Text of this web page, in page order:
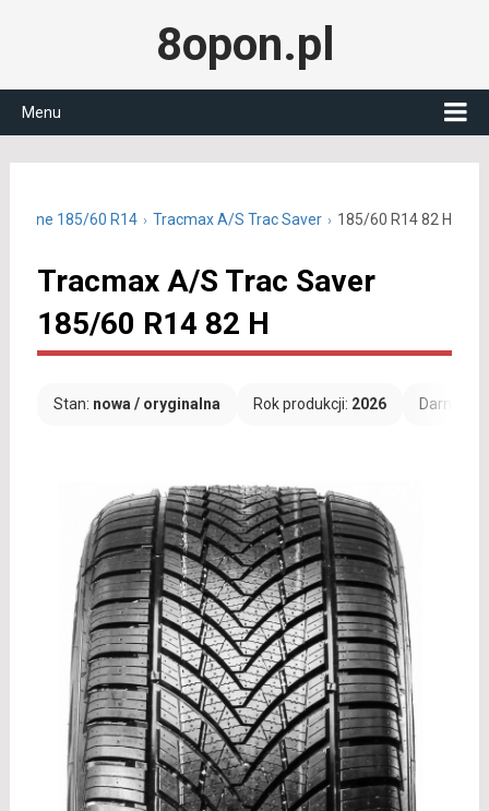
8opon.pl
Menu
185/60 R14 Tracmax A/S Trac Saver 185/60 R14 82 H
Tracmax A/S Trac Saver
185/60 R14 82 H
Stan: nowa / oryginalna Rok produkcji: 2026